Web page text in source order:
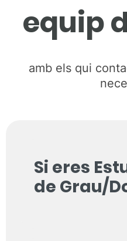
equip
amb els qui
Si eres
de Grau/